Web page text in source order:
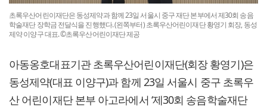
초록우산어린이재단은 동성제약과 함께 23일 서울시 중구 재단 본부에서 제30회 송음
학술재단 장학금 전달식을 진행했다. (왼쪽부터) 초록우산어린이재단 황영기 회장, 동성
제약 이양구 대표. ©초록우산어린이재단 제공
아동옹호대표기관 초록우산어린이재단(회장 황영기)은
동성제약(대표 이양구)과 함께 23일 서울시 중구 초록우
산 어린이재단 본부 아고라에서 ‘제30회 송음학술재단